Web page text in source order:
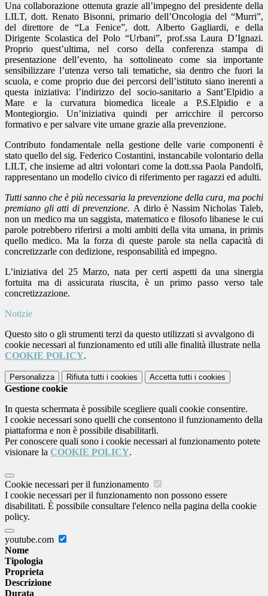
Una collaborazione ottenuta grazie all’impegno del presidente della
LILT, dott. Renato Bisonni, primario dell’Oncologia del “Murri”,
del direttore de “La Fenice”, dott. Alberto Gagliardi, e della
Dirigente Scolastica del Polo “Urbani”, prof.ssa Laura D’Ignazi.
Proprio quest’ultima, nel corso della conferenza stampa di
presentazione dell’evento, ha sottolineato come sia importante
sensibilizzare l’utenza verso tali tematiche, sia dentro che fuori la
scuola, e come proprio due dei percorsi dell’istituto siano inerenti a
questa iniziativa: l’indirizzo del socio-sanitario a Sant’Elpidio a
Mare e la curvatura biomedica liceale a P.S.Elpidio e a
Montegiorgio. Un’iniziativa quindi per arricchire il percorso
formativo e per salvare vite umane grazie alla prevenzione.
Contributo fondamentale nella gestione delle varie componenti è
stato quello del sig. Federico Costantini, instancabile volontario della
LILT, che insieme ad altri volontari come la dott.ssa Paola Pandolfi,
rappresentano un modello civico di riferimento per ragazzi ed adulti.
Tutti sanno che è più necessaria la prevenzione della cura, ma pochi
premiano gli atti di prevenzione. A dirlo è Nassim Nicholas Taleb,
non un medico ma un saggista, matematico e filosofo libanese le cui
parole potrebbero riferirsi a molti ambiti della vita umana, in primis
quello medico. Ma la forza di queste parole sta nella capacità di
concretizzarle con dedizione, responsabilità ed impegno.
L’iniziativa del 25 Marzo, nata per certi aspetti da una sinergia
fortuita ma di assicurata riuscita, è un primo passo verso tale
concretizzazione.
Notizie
Questo sito o gli strumenti terzi da questo utilizzati si avvalgono di
cookie necessari al funzionamento ed utili alle finalità illustrate nella
COOKIE POLICY.
Personalizza Rifiuta tutti i cookies Accetta tutti i cookies
Gestione cookie
In questa schermata è possibile scegliere quali cookie consentire.
I cookie necessari sono quelli che consentono il funzionamento della
piattaforma e non è possibile disabilitarli.
Per conoscere quali sono i cookie necessari al funzionamento potete
visionare la COOKIE POLICY.
Cookie necessari per il funzionamento
I cookie necessari per il funzionamento non possono essere
disabilitati. È possibile consultare l'elenco nella pagina della cookie
policy.
youtube.com
Nome
Tipologia
Proprieta
Descrizione
Durata